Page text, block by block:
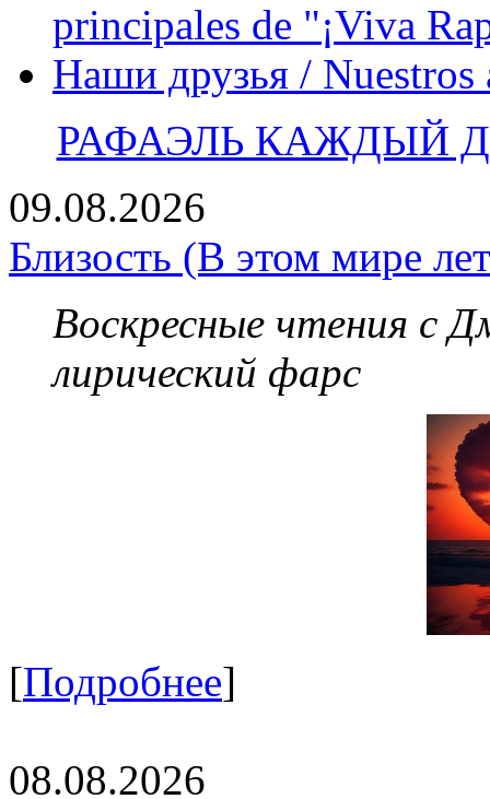
principales de "¡Viva
Наши друзья / Nuestros
РАФАЭЛЬ КАЖДЫЙ
09.08.2026
Близость (В этом мире
Воскресные чтения с
лирический фарс
[Подробнее]
08.08.2026